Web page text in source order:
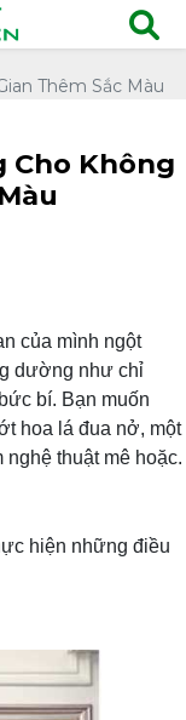
Thêm Sắc Màu
Cho Không
của mình ngột
dường như chỉ
bí. Bạn muốn
hoa lá đua nở, một
thuật mê hoặc.
hiện những điều